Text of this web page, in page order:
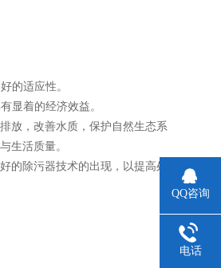
的适应性。
显着的经济效益。
放，改善水质，保护自然生态系
生活质量。
的除污器技术的出现，以提高处
QQ咨询
电话